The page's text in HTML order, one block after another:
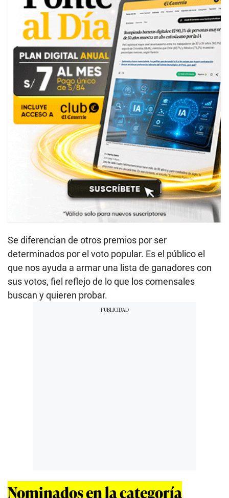
Se diferencian de otros premios por ser
determinados por el voto popular. Es el público el
que nos ayuda a armar una lista de ganadores con
sus votos, fiel reflejo de lo que los comensales
buscan y quieren probar.
Nominados en la categoría